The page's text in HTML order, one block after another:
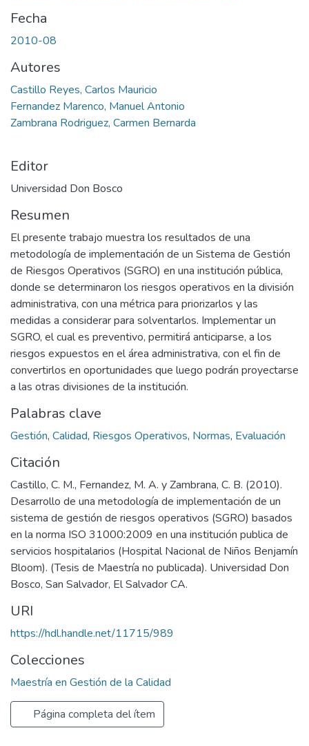
Fecha
2010-08
Autores
Castillo Reyes, Carlos Mauricio
Fernandez Marenco, Manuel Antonio
Zambrana Rodriguez, Carmen Bernarda
Editor
Universidad Don Bosco
Resumen
El presente trabajo muestra los resultados de una
metodología de implementación de un Sistema de Gestión
de Riesgos Operativos (SGRO) en una institución pública,
donde se determinaron los riesgos operativos en la división
administrativa, con una métrica para priorizarlos y las
medidas a considerar para solventarlos. Implementar un
SGRO, el cual es preventivo, permitirá anticiparse, a los
riesgos expuestos en el área administrativa, con el fin de
convertirlos en oportunidades que luego podrán proyectarse
a las otras divisiones de la institución.
Palabras clave
Gestión, Calidad, Riesgos Operativos, Normas, Evaluación
Citación
Castillo, C. M., Fernandez, M. A. y Zambrana, C. B. (2010).
Desarrollo de una metodología de implementación de un
sistema de gestión de riesgos operativos (SGRO) basados
en la norma ISO 31000:2009 en una institución publica de
servicios hospitalarios (Hospital Nacional de Niños Benjamín
Bloom). (Tesis de Maestría no publicada). Universidad Don
Bosco, San Salvador, El Salvador CA.
URI
https://hdl.handle.net/11715/989
Colecciones
Maestría en Gestión de la Calidad
Página completa del ítem